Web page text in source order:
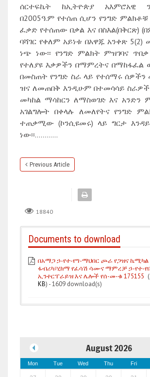
ሰርተፍኬት ከኢትዮጵያ አእምሮአዊ
በ2005ዓ.ም የተሰጠ ሲሆን የንግድ
ፈቃድ የተሰጠው በቃል እና በስእል(በቅርጽ)
ባሻገር የቀለም አይነቱ በአዋጁ አንቀጽ 5(2)
ነጭ ነው፡፡ የንግድ ምልክት ምዝገባና
የተለያዩ እቃዎችን በማምረትና በማከፋፈል
በመስጠት የንግድ ስራ ላይ የተሰማሩ
ዝና ለመጠበቅ እንዲሁም በተመሳሳይ ስራዎች
መካከል ማሳከርን ለማስወገድ እና አንድን
አገልግሎት በቀላሉ ለመለየትና የንግድ
ተጠቃሚው (ኮንሲዩመሩ) ላይ ግርታ
ነው፡፡…………
Previous Article
18840
Documents to download
በአማጋ ኃ-የተ-የግ-ማህበር ጮራ የጋዝና
ፋብሪካ፣ሂክማ የፈሳሽ ሳሙና ማምረቻ ኃ-የተ-
ኢንተርፐራይዝ እና ሌሎች የሰ-መ-ቁ 175155 (
KB) - 1609 download(s)
August 2026
Mon Tue Wed Thu Fri